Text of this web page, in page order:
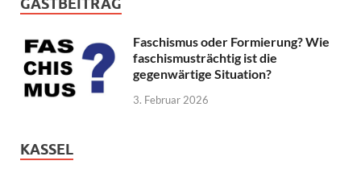
GASTBEITRAG
Faschismus oder Formierung? Wie
faschismusträchtig ist die
gegenwärtige Situation?
3. Februar 2026
KASSEL